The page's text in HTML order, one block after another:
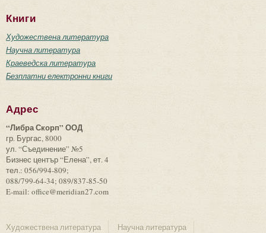
Книги
Художествена литература
Научна литература
Краеведска литература
Безплатни електронни книги
Адрес
“Либра Скорп” ООД
гр. Бургас, 8000
ул. “Съединение” №5
Бизнес център “Елена”, ет. 4
тел.: 056/994-809;
088/799-64-34; 089/837-85-50
E-mail: office@meridian27.com
Художествена литература
Научна литература